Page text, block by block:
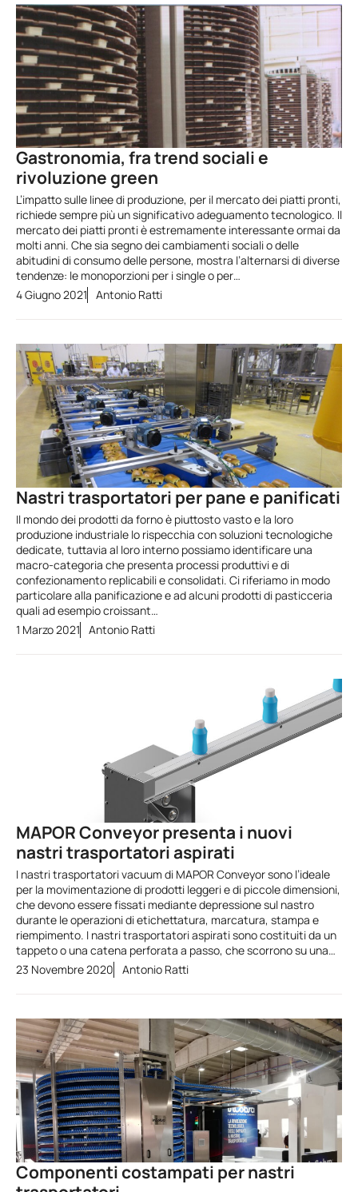
Gastronomia, fra trend sociali e
rivoluzione green
L’impatto sulle linee di produzione, per il mercato dei piatti pronti,
richiede sempre più un significativo adeguamento tecnologico. Il
mercato dei piatti pronti è estremamente interessante ormai da
molti anni. Che sia segno dei cambiamenti sociali o delle
abitudini di consumo delle persone, mostra l’alternarsi di diverse
tendenze: le monoporzioni per i single o per…
4 Giugno 2021
Antonio Ratti
Nastri trasportatori per pane e panificati
Il mondo dei prodotti da forno è piuttosto vasto e la loro
produzione industriale lo rispecchia con soluzioni tecnologiche
dedicate, tuttavia al loro interno possiamo identificare una
macro-categoria che presenta processi produttivi e di
confezionamento replicabili e consolidati. Ci riferiamo in modo
particolare alla panificazione e ad alcuni prodotti di pasticceria
quali ad esempio croissant…
1 Marzo 2021
Antonio Ratti
MAPOR Conveyor presenta i nuovi
nastri trasportatori aspirati
I nastri trasportatori vacuum di MAPOR Conveyor sono l’ideale
per la movimentazione di prodotti leggeri e di piccole dimensioni,
che devono essere fissati mediante depressione sul nastro
durante le operazioni di etichettatura, marcatura, stampa e
riempimento. I nastri trasportatori aspirati sono costituiti da un
tappeto o una catena perforata a passo, che scorrono su una…
23 Novembre 2020
Antonio Ratti
Componenti costampati per nastri